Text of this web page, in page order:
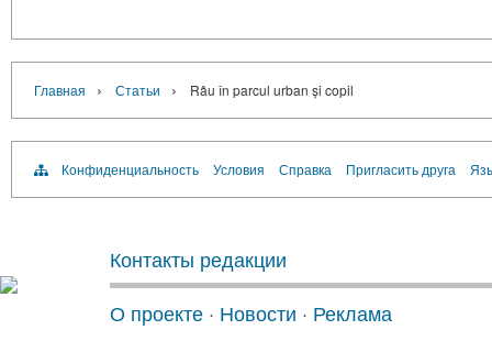
Главная › Статьи › Râu în parcul urban și copil
Конфиденциальность Условия Справка Пригласить друга
Контакты редакции
О проекте · Новости · Реклама